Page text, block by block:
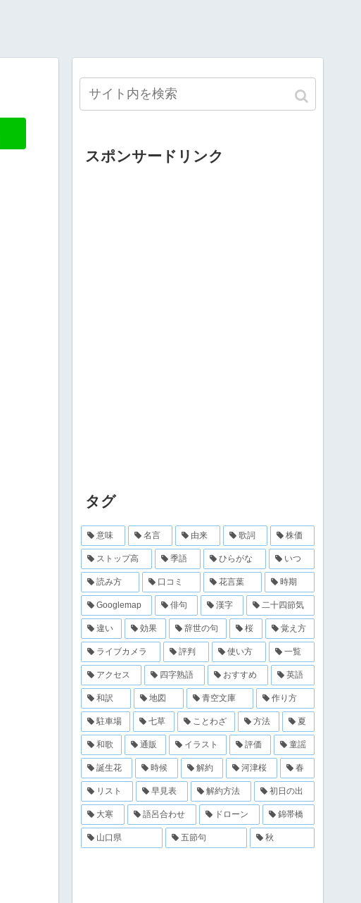
スポンサードリンク
タグ
意味 名言 由来 歌詞 株価
ストップ高 季語 ひらがな いつ
読み方 口コミ 花言葉 時期
Googlemap 俳句 漢字 二十四節気
違い 効果 辞世の句 桜 覚え方
ライブカメラ 評判 使い方 一覧
アクセス 四字熟語 おすすめ 英語
和訳 地図 青空文庫 作り方
駐車場 七草 ことわざ 方法 夏
和歌 通販 イラスト 評価 童謡
誕生花 時候 解約 河津桜 春
リスト 早見表 解約方法 初日の出
大寒 語呂合わせ ドローン 錦帯橋
山口県 五節句 秋